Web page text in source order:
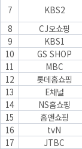
7
KBS2
8
CJ오쇼핑
9
KBS1
10
GS SHOP
11
MBC
12
롯데홈쇼핑
13
E채널
14
NS홈쇼핑
15
홈앤쇼핑
16
tvN
17
JTBC